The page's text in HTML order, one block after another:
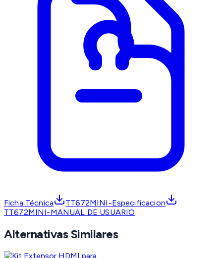
Ficha Técnica
TT672MINI-Especificacion
TT672MINI-MANUAL DE USUARIO
Alternativas Similares